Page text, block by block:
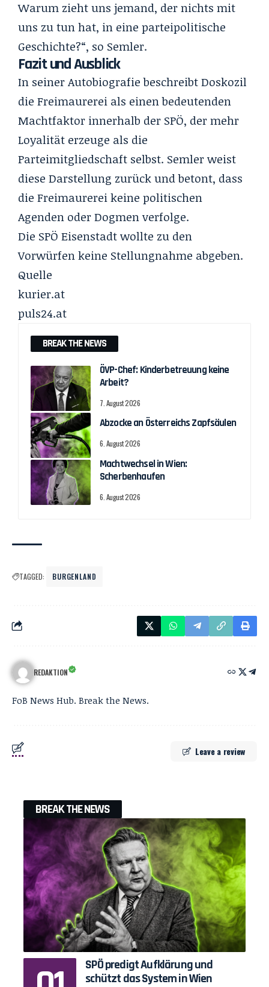
Warum zieht uns jemand, der nichts mit
uns zu tun hat, in eine parteipolitische
Geschichte?“, so Semler.
Fazit und Ausblick
In seiner Autobiografie beschreibt Doskozil
die Freimaurerei als einen bedeutenden
Machtfaktor innerhalb der SPÖ, der mehr
Loyalität erzeuge als die
Parteimitgliedschaft selbst. Semler weist
diese Darstellung zurück und betont, dass
die Freimaurerei keine politischen
Agenden oder Dogmen verfolge.
Die SPÖ Eisenstadt wollte zu den
Vorwürfen keine Stellungnahme abgeben.
Quelle
kurier.at
puls24.at
BREAK THE NEWS
ÖVP-Chef: Kinderbetreuung keine
Arbeit?
7. August 2026
Abzocke an Österreichs Zapfsäulen
6. August 2026
Machtwechsel in Wien:
Scherbenhaufen
6. August 2026
TAGGED: BURGENLAND
REDAKTION
FoB News Hub. Break the News.
Leave a review
BREAK THE NEWS
SPÖ predigt Aufklärung und
schützt das System in Wien